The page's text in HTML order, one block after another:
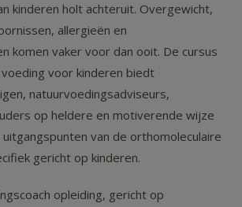
kinderen holt achteruit. Overgewicht,
allergieën en
komen vaker voor dan ooit. De cursus
voor kinderen biedt
natuurvoedingsadviseurs,
op heldere en motiverende wijze
van de orthomoleculaire
gericht op kinderen.
opleiding, gericht op